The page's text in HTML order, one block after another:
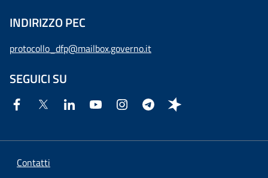
INDIRIZZO PEC
protocollo_dfp@mailbox.governo.it
SEGUICI SU
Contatti